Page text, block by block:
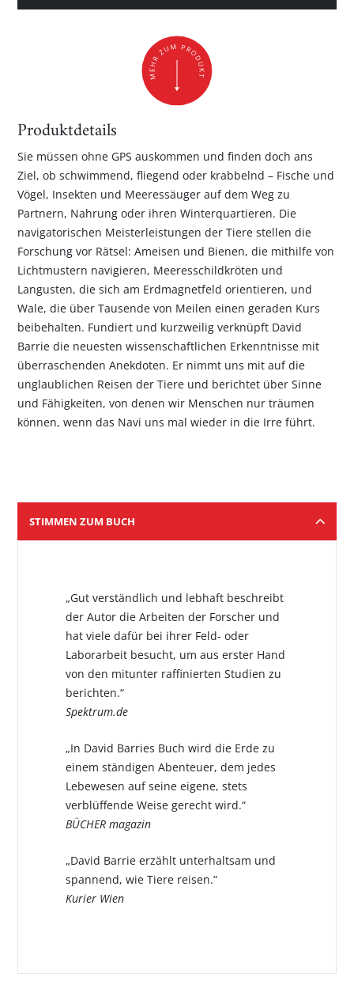
Produktdetails
Sie müssen ohne GPS auskommen und finden doch ans
Ziel, ob schwimmend, fliegend oder krabbelnd – Fische und
Vögel, Insekten und Meeressäuger auf dem Weg zu
Partnern, Nahrung oder ihren Winterquartieren. Die
navigatorischen Meisterleistungen der Tiere stellen die
Forschung vor Rätsel: Ameisen und Bienen, die mithilfe von
Lichtmustern navigieren, Meeresschildkröten und
Langusten, die sich am Erdmagnetfeld orientieren, und
Wale, die über Tausende von Meilen einen geraden Kurs
beibehalten. Fundiert und kurzweilig verknüpft David
Barrie die neuesten wissenschaftlichen Erkenntnisse mit
überraschenden Anekdoten. Er nimmt uns mit auf die
unglaublichen Reisen der Tiere und berichtet über Sinne
und Fähigkeiten, von denen wir Menschen nur träumen
können, wenn das Navi uns mal wieder in die Irre führt.
STIMMEN ZUM BUCH
„Gut verständlich und lebhaft beschreibt
der Autor die Arbeiten der Forscher und
hat viele dafür bei ihrer Feld- oder
Laborarbeit besucht, um aus erster Hand
von den mitunter raffinierten Studien zu
berichten.“
Spektrum.de
„In David Barries Buch wird die Erde zu
einem ständigen Abenteuer, dem jedes
Lebewesen auf seine eigene, stets
verblüffende Weise gerecht wird.“
BÜCHER magazin
„David Barrie erzählt unterhaltsam und
spannend, wie Tiere reisen.“
Kurier Wien